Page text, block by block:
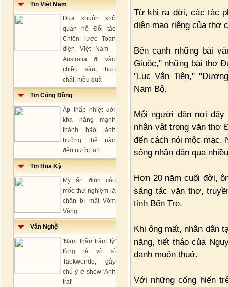
Tin Việt Nam
Đưa khuôn khổ
quan hệ Đối tác
Chiến lược Toàn
diện Việt Nam -
Australia đi vào
chiều sâu, thực
chất, hiệu quả
Tin Cộng Đồng
Áp thấp nhiệt đới
khả năng mạnh
thành bão, ảnh
hưởng thế nào
đến nước ta?
Tin Hoa Kỳ
Mỹ ấn định các
mốc thử nghiệm lá
chắn bí mật Vòm
Vàng
Văn Nghệ
'Nam thần trăm tỷ'
từng là võ sĩ
Taekwondo, gây
chú ý ở show 'Anh
trai'
Từ khi ra đời, các tác
diện mạo riêng của thơ
Bên cạnh những bài
Giuộc," những bài thơ
"Lục Vân Tiên,"
Nam Bộ.
Mỗi người dân nơi
nhân vật trong văn thơ
đến cách nói mộc mạc.
sống nhân dân qua
Hơn 20 năm cuối đời,
sáng tác văn thơ,
tỉnh Bến Tre.
Khi ông mất, nhân dân
năng, tiết tháo của
danh muôn thuở.
Với những cống hiến